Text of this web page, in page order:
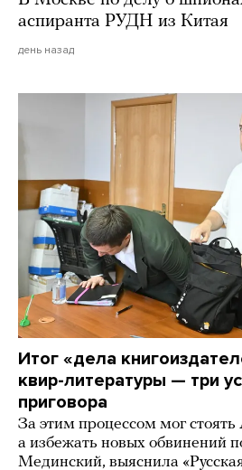
аспиранта РУДН из Китая
день назад
Итог «дела
квир-литературы — три
приговора
За этим процессом мог
а избежать новых обвинений
Мединский, выяснила